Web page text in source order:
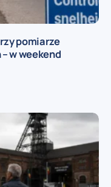
pomiarze
w weekend